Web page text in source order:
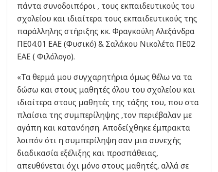
πάντα συνοδοιπόροι , τους εκπαιδευτικούς του
σχολείου και ιδιαίτερα τους εκπαιδευτικούς της
παράλληλης στήριξης κκ. Φραγκούλη Αλεξάνδρα
ΠΕ04.01 ΕΑΕ (Φυσικό) & Σαλάκου Νικολέτα ΠΕ02
ΕΑΕ ( Φιλόλογο).
«Τα θερμά μου συγχαρητήρια όμως θέλω να τα
δώσω και στους μαθητές όλου του σχολείου και
ιδιαίτερα στους μαθητές της τάξης του, που στα
πλαίσια της συμπερίληψης ,τον περιέβαλαν με
αγάπη και κατανόηση. Αποδείχθηκε έμπρακτα
λοιπόν ότι η συμπερίληψη σαν μια συνεχής
διαδικασία εξέλιξης και προσπάθειας,
απευθύνεται όχι μόνο στους μαθητές, αλλά σε